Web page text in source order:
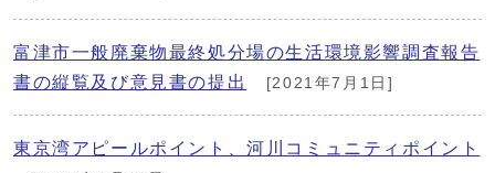
富津市一般廃棄物最終処分場の生活環境影響調査報告
書の縦覧及び意見書の提出
[2021年7月1日]
東京湾アピールポイント、河川コミュニティポイント